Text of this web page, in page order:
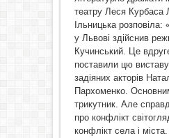
театру Леся Курбаса
Ільницька
у Львові здійснив
Кучинський. Це
поставили цю
задіяних акторів
Пархоменко.
трикутник. Але
про конфлікт
конфлікт села і